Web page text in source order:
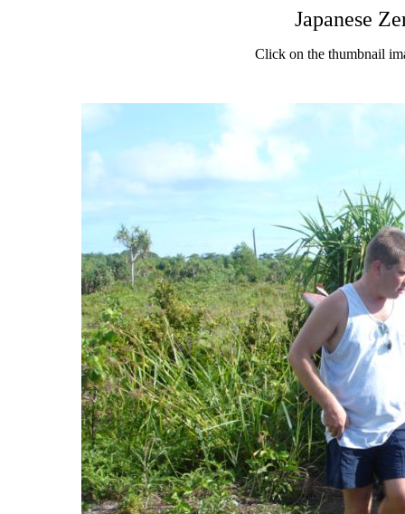
Japanese
Click on the thumbnail